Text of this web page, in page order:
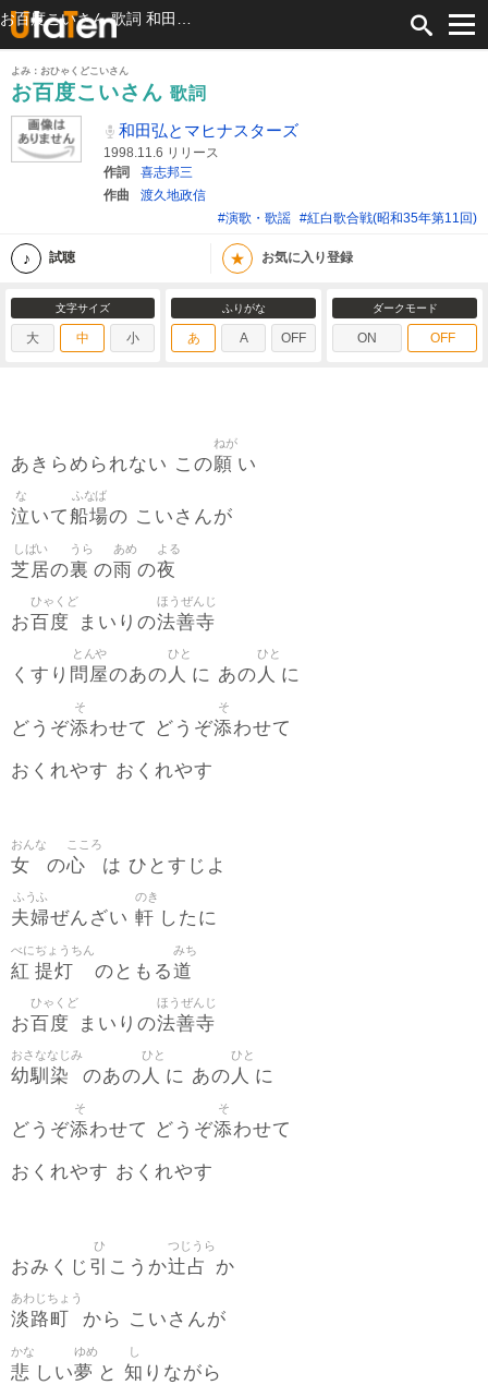
よみ：おひゃくどこいさん
お百度こいさん 歌詞
和田弘とマヒナスターズ
1998.11.6 リリース
作詞
喜志邦三
作曲
渡久地政信
#演歌・歌謡 #紅白歌合戦(昭和35年第11回)
試聴 ★ お気に入り登録
文字サイズ
大 中 小
ふりがな
あ A OFF
ダークモード
ON OFF
あきらめられない この願
ねが
い
泣
な
いて船場
ふなば
の こいさんが
芝居
しばい
の裏
うら
の雨
あめ
の夜
よる
お百度
ひゃくど
まいりの法善寺
ほうぜんじ
くすり 問屋
とんや
のあの 人
ひと
に あの 人
ひと
に
どうぞ添
そ
わせて どうぞ添
そ
わせて
おくれやす おくれやす
女
おんな
の心
こころ
は ひとすじよ
夫婦
ふうふ
ぜんざい 軒
のき
したに
紅
べに
提灯
ぢょうちん
のともる道
みち
お百度
ひゃくど
まいりの法善寺
ほうぜんじ
幼馴染
おさななじみ
のあの 人
ひと
に あの 人
ひと
に
どうぞ添
そ
わせて どうぞ添
そ
わせて
おくれやす おくれやす
おみくじ 引
ひ
こうか辻占
つじうら
か
淡路町
あわじちょう
から こいさんが
悲
かな
しい夢
ゆめ
と 知
し
りながら